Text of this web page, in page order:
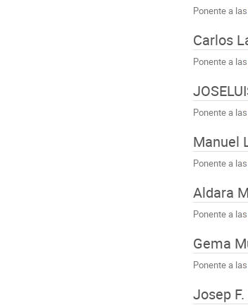
Ponente a las
Carlos
Ponente a las
Ponente a las
Manuel
Ponente a las
Aldara
Ponente a las
Gema
Ponente a las
Josep